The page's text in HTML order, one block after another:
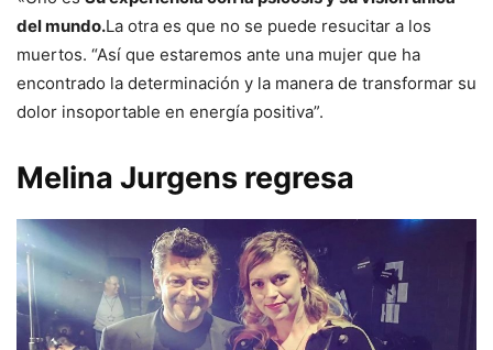
del mundo.La otra es que no se puede resucitar a los
muertos. “Así que estaremos ante una mujer que ha
encontrado la determinación y la manera de transformar su
dolor insoportable en energía positiva”.
Melina Jurgens regresa